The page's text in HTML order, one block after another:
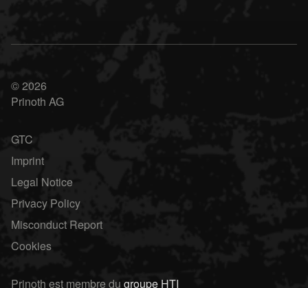
© 2026
Prinoth AG
GTC
Imprint
Legal Notice
Privacy Policy
Misconduct Report
Cookies
Prinoth est membre du groupe HTI